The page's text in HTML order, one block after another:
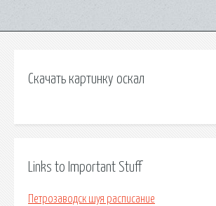
Скачать картинку оскал
Links to Important Stuff
Петрозаводск шуя расписание